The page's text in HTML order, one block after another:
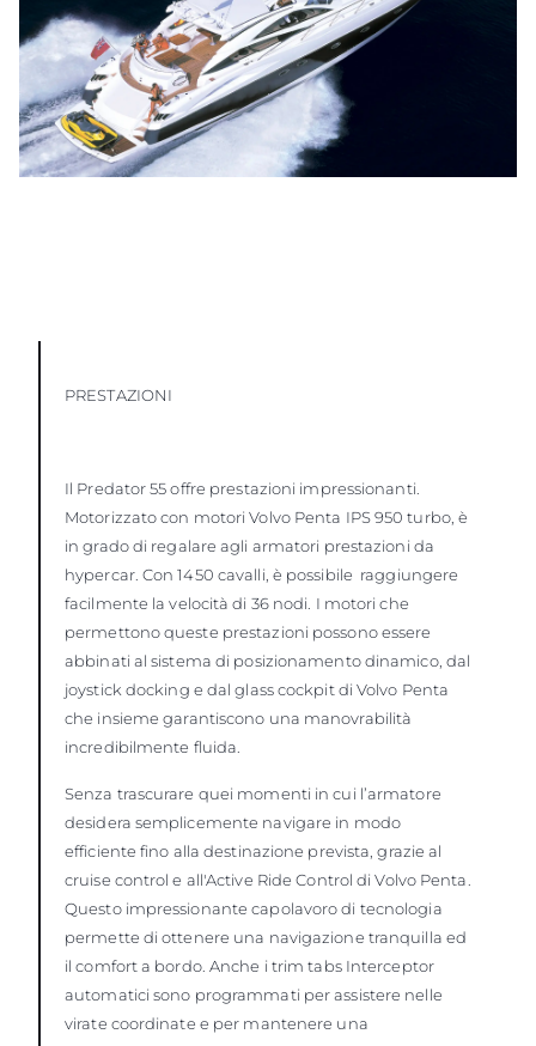
PRESTAZIONI
Il Predator 55 offre prestazioni impressionanti.
Motorizzato con motori Volvo Penta IPS 950 turbo, è
in grado di regalare agli armatori prestazioni da
hypercar. Con 1450 cavalli, è possibile raggiungere
facilmente la velocità di 36 nodi. I motori che
permettono queste prestazioni possono essere
abbinati al sistema di posizionamento dinamico, dal
joystick docking e dal glass cockpit di Volvo Penta
che insieme garantiscono una manovrabilità
incredibilmente fluida.
Senza trascurare quei momenti in cui l’armatore
desidera semplicemente navigare in modo
efficiente fino alla destinazione prevista, grazie al
cruise control e all'Active Ride Control di Volvo Penta.
Questo impressionante capolavoro di tecnologia
permette di ottenere una navigazione tranquilla ed
il comfort a bordo. Anche i trim tabs Interceptor
automatici sono programmati per assistere nelle
virate coordinate e per mantenere una